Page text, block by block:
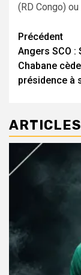
(RD Congo)
Précédent
Angers SCO :
Chabane
présidence à